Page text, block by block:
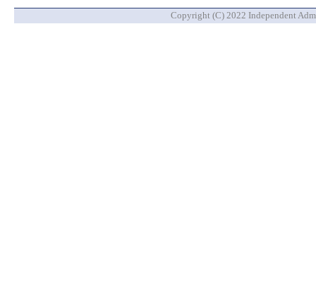
Copyright (C) 2022 Independent